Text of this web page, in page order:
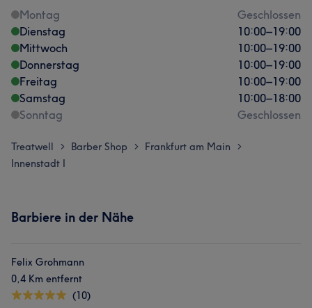
Montag
Geschlossen
Dienstag
10:00–19:00
Mittwoch
10:00–19:00
Donnerstag
10:00–19:00
Freitag
10:00–19:00
Samstag
10:00–18:00
Sonntag
Geschlossen
Treatwell > Barber Shop > Frankfurt am Main >
Innenstadt I
Barbiere in der Nähe
Felix Grohmann
0,4 Km entfernt
(10)